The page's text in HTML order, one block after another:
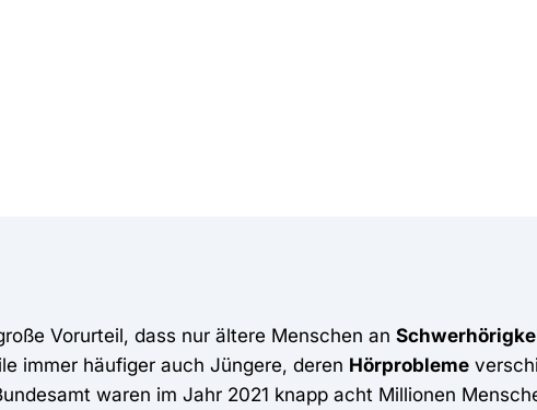
Vorurteil, dass nur ältere Menschen an
immer häufiger auch Jüngere, deren Hörprobleme
waren im Jahr 2021 knapp acht Millionen